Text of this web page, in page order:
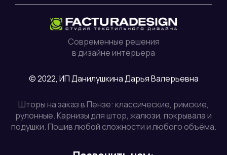
Современные решения
в дизайне интерьера
© 2022, ИП Данилушкина Дарья Валерьевна
Шторы на заказ в Пензе: классические, римские,
рулонные. Карнизы для штор, жалюзи, покрывала и
подушки. Пошив любой сложности и любого объёма.